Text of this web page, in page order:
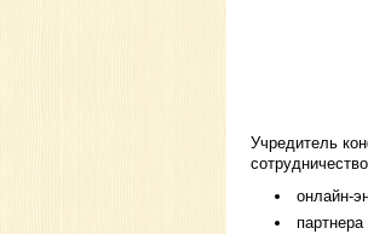
Учредитель
онлайн-